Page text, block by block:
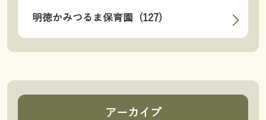
明徳かみつるま保育園 (127)
アーカイブ